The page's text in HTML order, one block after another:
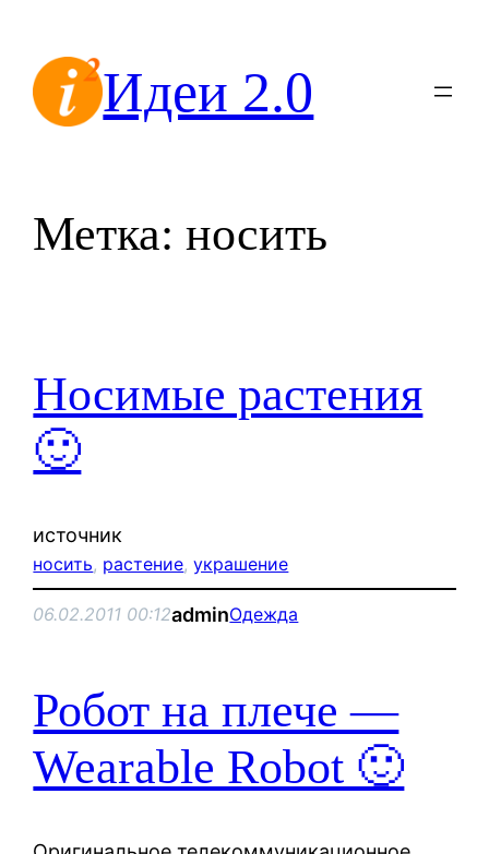
содержимомуИдеи 2.0
Метка:носить
Носимые растения
🙂
источник
носить, растение, украшение
06.02.2011 00:12adminОдежда
Робот на плече —
Wearable Robot 🙂